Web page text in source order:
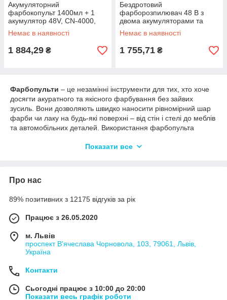
Акумуляторний
фарбокопульт 1400мл + 1
акумулятор 48V, CN-4000,
Синій / Електрокраскопульт /
Пульверизатор для фарби
Немає в наявності
1 884,29 ₴
Бездротовий
фарборозпилювач 48 В з
двома акумуляторами та
регулюванням ширини
розпилу / Акумуляторний
фарборозпилювач / Пістолет
Немає в наявності
1 755,71 ₴
Фарбопульти – це незамінні інструменти для тих, хто хоче
досягти акуратного та якісного фарбування без зайвих
зусиль. Вони дозволяють швидко наносити рівномірний шар
фарби чи лаку на будь-які поверхні – від стін і стелі до меблів
та автомобільних деталей. Використання фарбопульта
у порівнянні з валиком чи пензлем.
швидше за традиційні методи.
регулювання подачі.
Багато варіантів– від простих побутових моделей
до професійних систем.
Показати все
Про нас
89% позитивних з 12175 відгуків за рік
Працює з 26.05.2020
м. Львів
проспект В'ячеслава Чорновола, 103, 79061, Львів,
Україна
Контакти
Сьогодні працює з 10:00 до 20:00
Показати весь графік роботи